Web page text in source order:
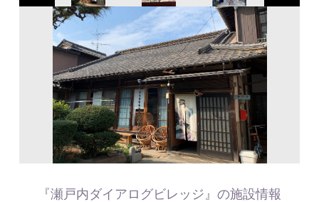
『瀬戸内ダイアログビレッジ』の施設情報